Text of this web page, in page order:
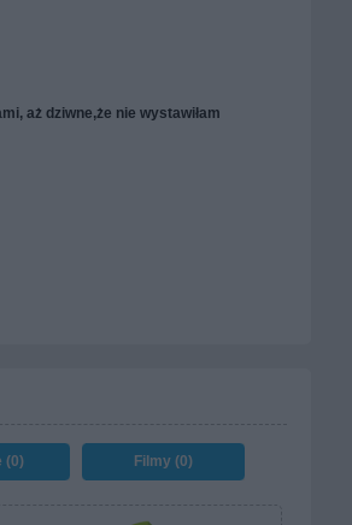
aż dziwne,że nie wystawiłam
(0) Filmy (0)